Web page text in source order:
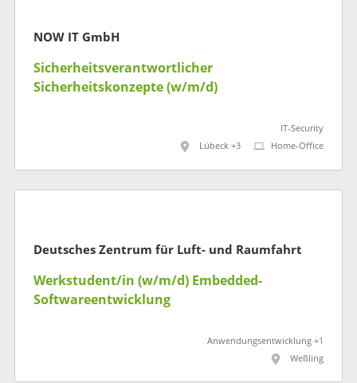
NOW IT GmbH
Sicherheitsverantwortlicher
Sicherheitskonzepte (w/m/d)
IT-Security
Lübeck +3
Home-Office
Deutsches Zentrum für Luft- und Raumfahrt
Werkstudent/in (w/m/d) Embedded-
Softwareentwicklung
Anwendungsentwicklung +1
Weßling